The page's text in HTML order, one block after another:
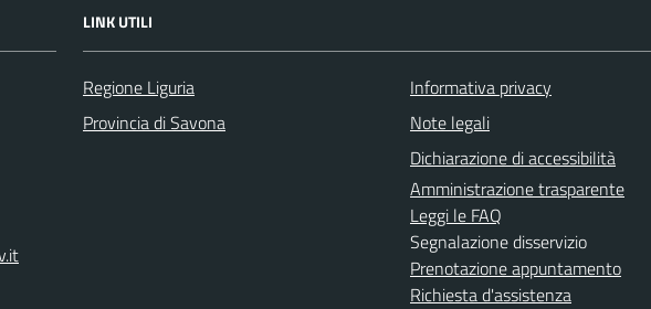
LINK UTILI
Regione Liguria
Provincia di Savona
Informativa privacy
Note legali
Dichiarazione di accessibilità
Amministrazione trasparente
Leggi le FAQ
Segnalazione disservizio
Prenotazione appuntamento
Richiesta d'assistenza